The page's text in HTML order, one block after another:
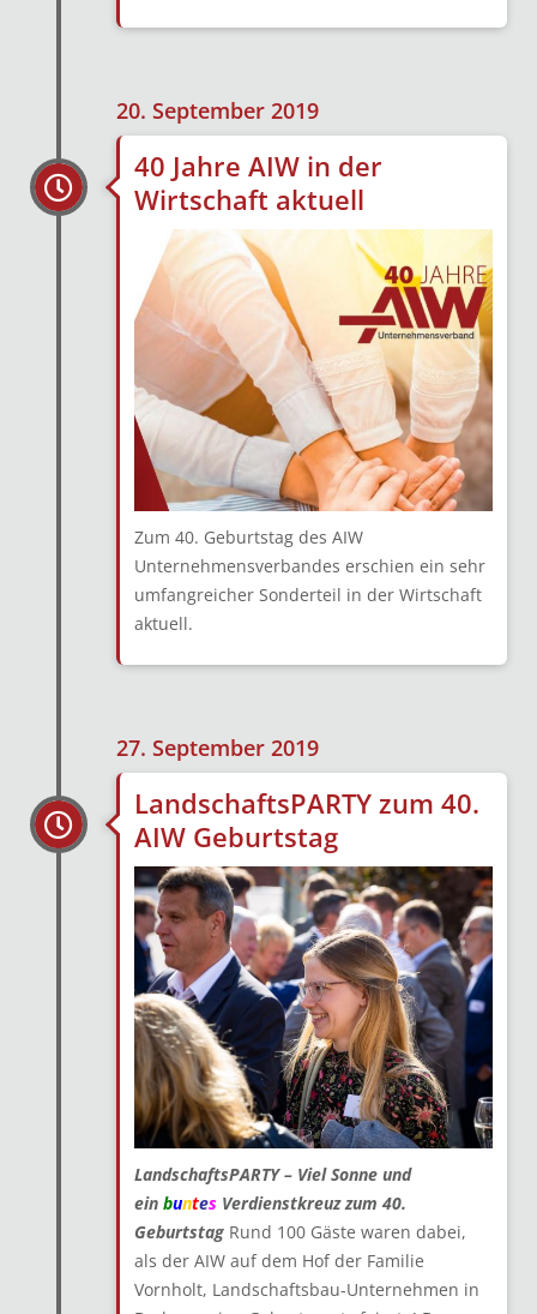
20. September 2019
40 Jahre AIW in der
Wirtschaft aktuell
Zum 40. Geburtstag des AIW
Unternehmensverbandes erschien ein sehr
umfangreicher Sonderteil in der Wirtschaft
aktuell.
27. September 2019
LandschaftsPARTY zum 40.
AIW Geburtstag
LandschaftsPARTY – Viel Sonne und
ein buntes Verdienstkreuz zum 40.
Geburtstag Rund 100 Gäste waren dabei,
als der AIW auf dem Hof der Familie
Vornholt, Landschaftsbau-Unternehmen in